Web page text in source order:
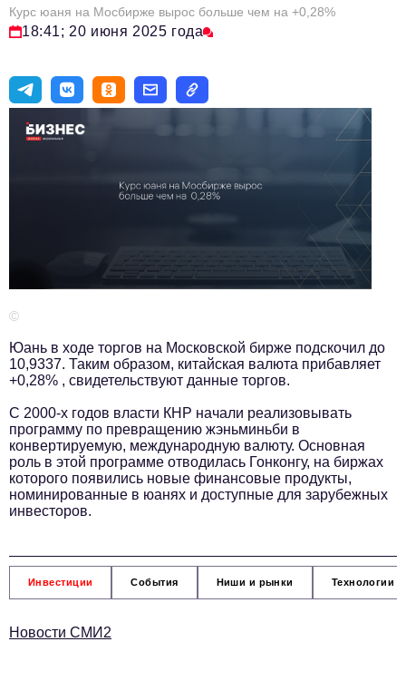
Стиль жизни
Импортозамещение
Авторские материалы
Телефон редакции:
Электронные почты редакции:
Информационный отдел
info@business-magazine.online
Отдел рекламы
reklama@business-magazine.online
Отдел распространения/редакционная подписка
podpiska@business-magazine.online
Отдел по работе с партнерами
partner@business-magazine.online
Курс юаня на Мосбирже вырос больше чем на +0,28%
18:41; 20 июня 2025 года
©
Юань в ходе торгов на Московской бирже подскочил до
10,9337. Таким образом, китайская валюта прибавляет
+0,28% , свидетельствуют данные торгов.
С 2000-х годов власти КНР начали реализовывать
программу по превращению жэньминьби в
конвертируемую, международную валюту. Основная
роль в этой программе отводилась Гонконгу, на биржах
которого появились новые финансовые продукты,
номинированные в юанях и доступные для зарубежных
инвесторов.
Инвестиции События Ниши и рынки Технологии
Новости СМИ2